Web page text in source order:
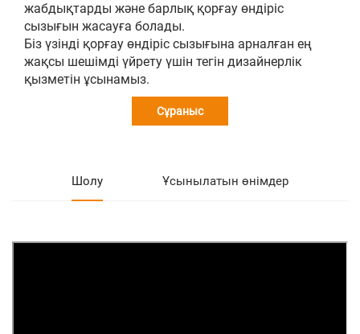
жабдықтарды және барлық қорғау өндіріс
сызығын жасауға болады.
Біз үзінді қорғау өндіріс сызығына арналған ең
жақсы шешімді үйрету үшін тегін дизайнерлік
қызметін ұсынамыз.
Сұраныс
Шолу Ұсынылатын өнімдер